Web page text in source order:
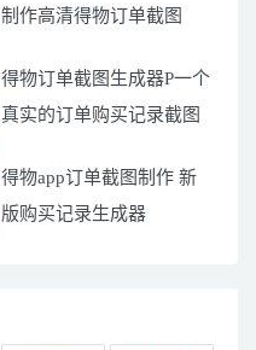
制作高清得物订单截图
得物订单截图生成器P一个
真实的订单购买记录截图
得物app订单截图制作 新
版购买记录生成器